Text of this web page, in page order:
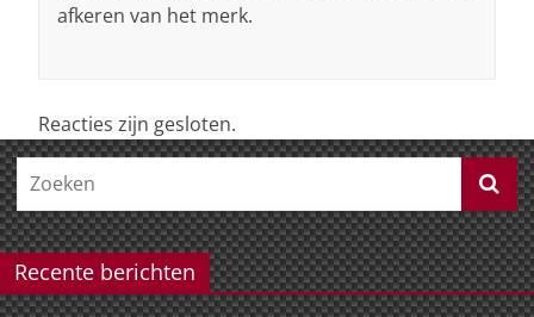
afkeren van het merk.
Reacties zijn gesloten.
Recente berichten